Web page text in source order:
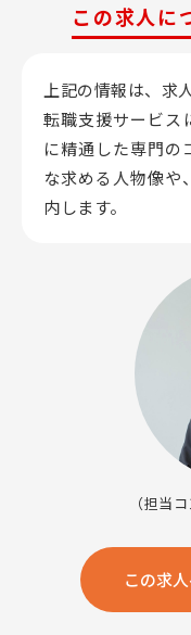
この求人に
上記の情報は、求
転職支援サービス
に精通した専門の
な求める人物像や
内します。
（担当
この求